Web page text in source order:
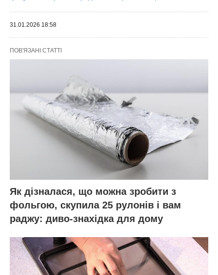
31.01.2026 18:58
ПОВ'ЯЗАНІ СТАТТІ
Як дізналася, що можна зробити з
фольгою, скупила 25 рулонів і вам
раджу: диво-знахідка для дому